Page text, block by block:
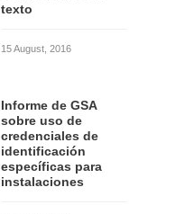
texto
15 August, 2016
Informe de GSA
sobre uso de
credenciales de
identificación
específicas para
instalaciones